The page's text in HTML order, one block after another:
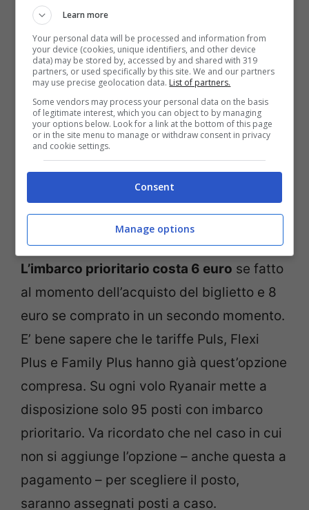
MaRyanair mette a disposizione dei
viaggiatori un interessante servizioche
ha rivoluzionato il modo di viaggiare ed è
anche molto comodo. Si tratta delpass
per l’imbarco prioritarioche consentirà di
salire per primi sull’aereo e di poter portare
anche un bagaglio a mano delle
dimensioni di 55x40x20, cosa che non è
più consentito se non acquistata a parte.
L’imbarco prioritario costa 6 euro se fatto
al momento dell’acquisto del biglietto e 8
euro se comprato in un secondo momento.
E’ bene sapere che le tariffe Puls, Flexi
Plus e Family Plus hanno già quest’opzione
compresa. Su ogni volo Ryanair mette a
disposizione solo 95 posti con imbarco
prioritario. Va ricordato che nel caso in cui
non si aggiunge l’opzione – anche questa a
pagamento – per scegliere il posto,
saranno assegnati posti a caso.
Learn more
Your personal data will be processed and information from
your device (cookies, unique identifiers, and other device
data) may be stored by, accessed by and shared with 319
partners, or used specifically by this site. We and our partners
may use precise geolocation data. List of partners.
Some vendors may process your personal data on the basis
of legitimate interest, which you can object to by managing
your options below. Look for a link at the bottom of this page
or in the site menu to manage or withdraw consent in privacy
and cookie settings.
Consent
Manage options